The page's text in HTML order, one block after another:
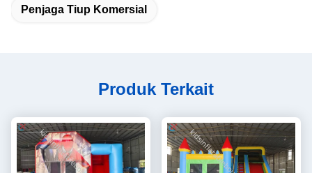
Penjaga Tiup Komersial
Produk Terkait